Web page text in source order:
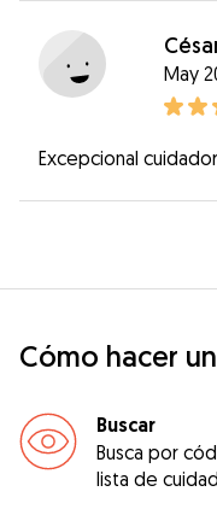
May
Excepcional
Cómo hacer
Buscar
Busca por
lista de